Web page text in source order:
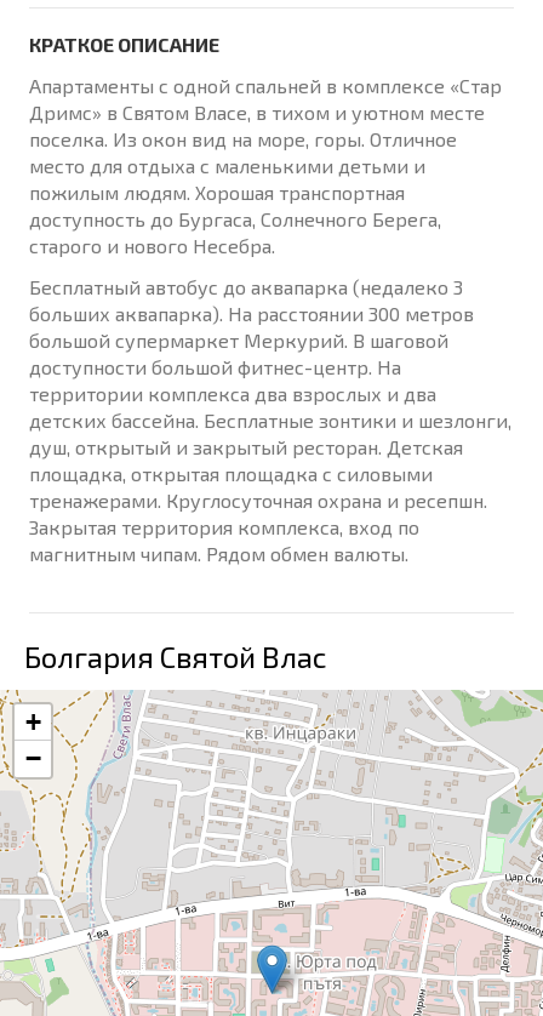
КРАТКОЕ ОПИСАНИЕ
Апартаменты с одной спальней в комплексе «Стар
Дримс» в Святом Власе, в тихом и уютном месте
поселка. Из окон вид на море, горы. Отличное
место для отдыха с маленькими детьми и
пожилым людям. Хорошая транспортная
доступность до Бургаса, Солнечного Берега,
старого и нового Несебра.
Бесплатный автобус до аквапарка (недалеко 3
больших аквапарка). На расстоянии 300 метров
большой супермаркет Меркурий. В шаговой
доступности большой фитнес-центр. На
территории комплекса два взрослых и два
детских бассейна. Бесплатные зонтики и шезлонги,
душ, открытый и закрытый ресторан. Детская
площадка, открытая площадка с силовыми
тренажерами. Круглосуточная охрана и ресепшн.
Закрытая территория комплекса, вход по
магнитным чипам. Рядом обмен валюты.
Болгария Святой Влас
+
−